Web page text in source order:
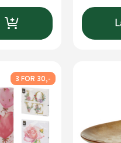
3 FOR 30,-